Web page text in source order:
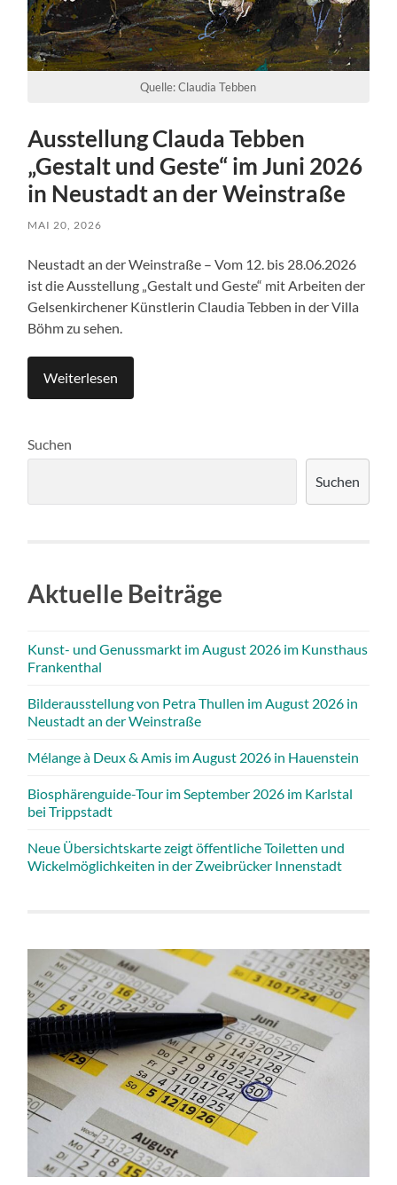
Quelle: Claudia Tebben
Ausstellung Clauda Tebben
„Gestalt und Geste“ im Juni 2026
in Neustadt an der Weinstraße
MAI 20, 2026
Neustadt an der Weinstraße – Vom 12. bis 28.06.2026
ist die Ausstellung „Gestalt und Geste“ mit Arbeiten der
Gelsenkirchener Künstlerin Claudia Tebben in der Villa
Böhm zu sehen.
Weiterlesen
Suchen
Suchen
Aktuelle Beiträge
Kunst- und Genussmarkt im August 2026 im Kunsthaus
Frankenthal
Bilderausstellung von Petra Thullen im August 2026 in
Neustadt an der Weinstraße
Mélange à Deux & Amis im August 2026 in Hauenstein
Biosphärenguide-Tour im September 2026 im Karlstal
bei Trippstadt
Neue Übersichtskarte zeigt öffentliche Toiletten und
Wickelmöglichkeiten in der Zweibrücker Innenstadt